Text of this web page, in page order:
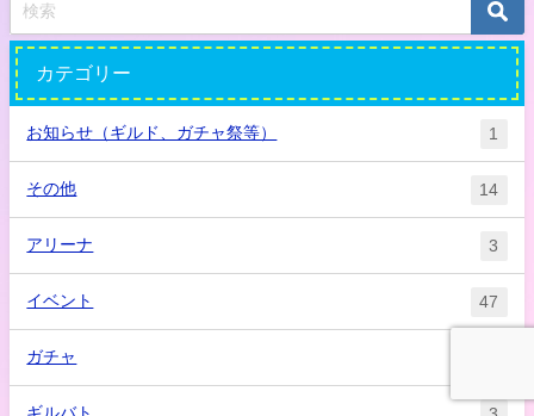
カテゴリー
お知らせ（ギルド、ガチャ祭等） 1
その他 14
アリーナ 3
イベント 47
ガチャ